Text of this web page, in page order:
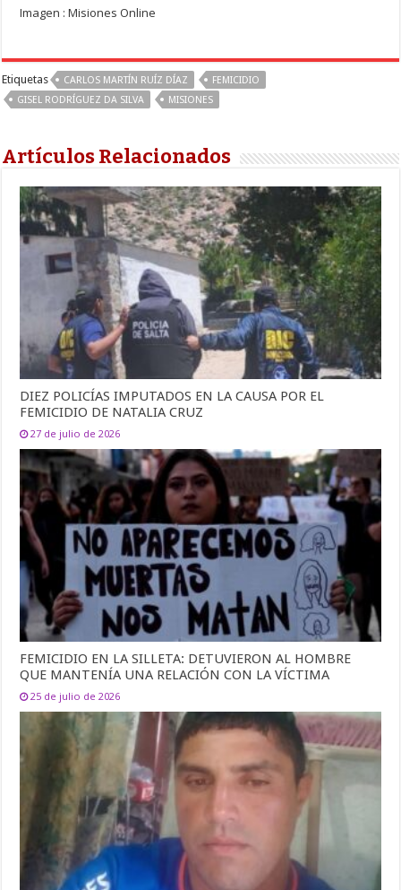
Imagen : Misiones Online
Etiquetas CARLOS MARTÍN RUÍZ DÍAZ
FEMICIDIO
GISEL RODRÍGUEZ DA SILVA
MISIONES
Artículos Relacionados
DIEZ POLICÍAS IMPUTADOS EN LA CAUSA POR EL
FEMICIDIO DE NATALIA CRUZ
27 de julio de 2026
FEMICIDIO EN LA SILLETA: DETUVIERON AL HOMBRE
QUE MANTENÍA UNA RELACIÓN CON LA VÍCTIMA
25 de julio de 2026